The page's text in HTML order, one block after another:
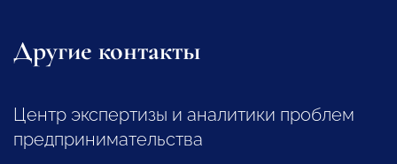
Другие контакты
Центр экспертизы и аналитики проблем
предпринимательства